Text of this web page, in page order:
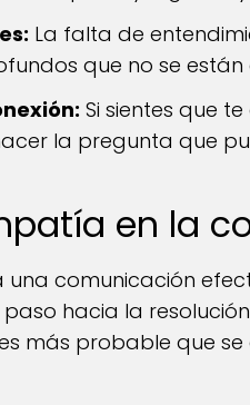
La falta de
que no se están
Si sientes que
la pregunta que
en la
comunicación
hacia la
más probable que